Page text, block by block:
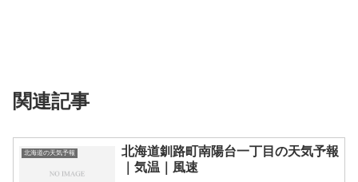
関連記事
北海道の天気予報
北海道釧路町南陽台一丁目の天気予報
｜気温｜風速